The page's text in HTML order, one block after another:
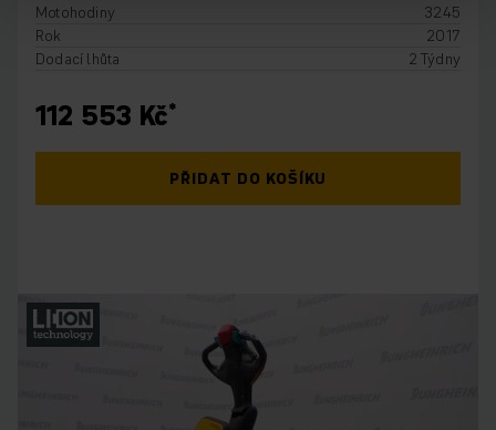
Motohodiny
3245
Rok
2017
Dodací lhůta
2 Týdny
112 553 Kč
PŘIDAT DO KOŠÍKU